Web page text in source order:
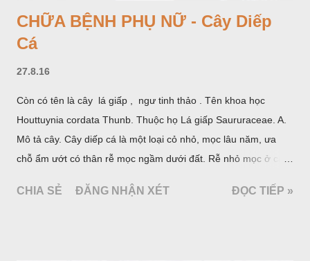
CHỮA BỆNH PHỤ NỮ - Cây Diếp
Cá
27.8.16
Còn có tên là cây lá giấp , ngư tinh thảo . Tên khoa học
Houttuynia cordata Thunb. Thuộc họ Lá giấp Saururaceae. A.
Mô tả cây. Cây diếp cá là một loại cỏ nhỏ, mọc lâu năm, ưa
chỗ ẩm ướt có thân rễ mọc ngầm dưới đất. Rễ nhỏ mọc ở các
cách, hình tim, đầu lá, hơi nhọn hay nhọn hẳn. Hoa nhỏ màu
CHIA SẺ ĐĂNG NHẬN XÉT ĐỌC TIẾP »